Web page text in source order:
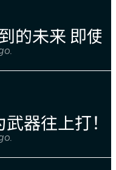
的未来 即使
器往上打！